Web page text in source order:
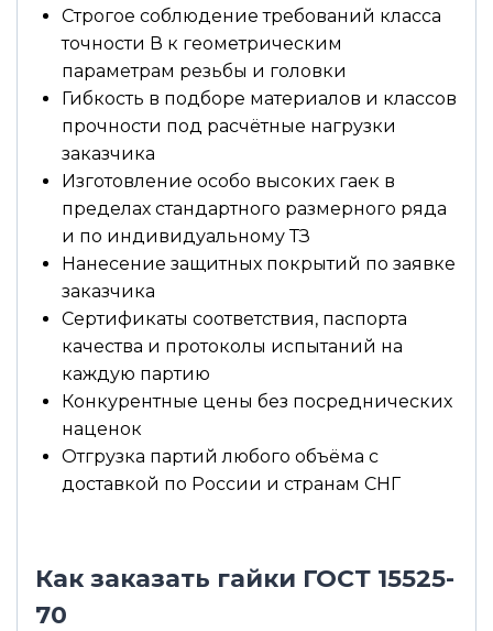
Строгое соблюдение требований класса
точности В к геометрическим
параметрам резьбы и головки
Гибкость в подборе материалов и классов
прочности под расчётные нагрузки
заказчика
Изготовление особо высоких гаек в
пределах стандартного размерного ряда
и по индивидуальному ТЗ
Нанесение защитных покрытий по заявке
заказчика
Сертификаты соответствия, паспорта
качества и протоколы испытаний на
каждую партию
Конкурентные цены без посреднических
наценок
Отгрузка партий любого объёма с
доставкой по России и странам СНГ
Как заказать гайки ГОСТ 15525-
70